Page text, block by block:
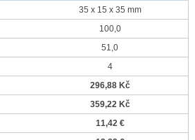
35 x 15 x 35 mm
100,0
51,0
4
296,88 Kč
359,22 Kč
11,42 €